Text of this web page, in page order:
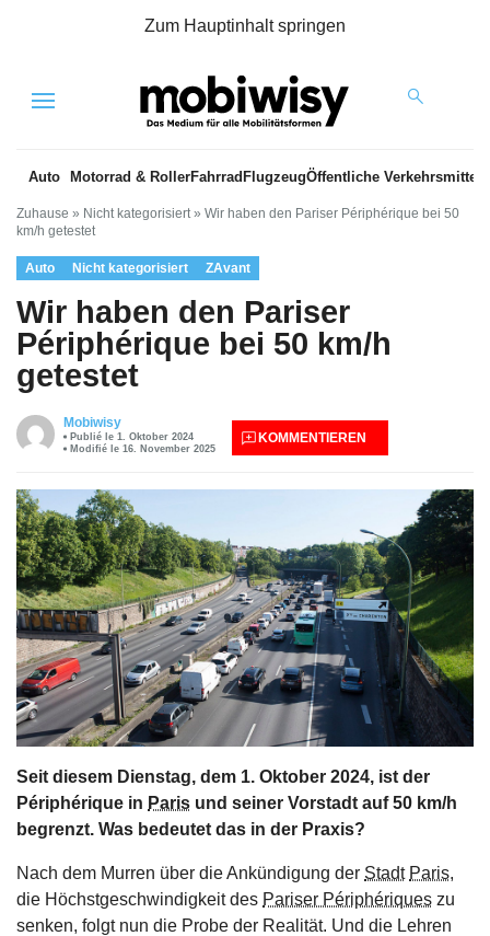
Zum Hauptinhalt springen
Menu
Auto Motorrad & RollerFahrrad FlugzeugÖffentliche Verkehrsmittel
Zuhause » Nicht kategorisiert » Wir haben den Pariser Périphérique bei 50
km/h getestet
Auto Nicht kategorisiert ZAvant
Wir haben den Pariser
Périphérique bei 50 km/h
getestet
Mobiwisy
Publié le 1. Oktober 2024
Modifié le 16. November 2025
KOMMENTIEREN
Seit diesem Dienstag, dem 1. Oktober 2024, ist der
Périphérique in Paris und seiner Vorstadt auf 50 km/h
begrenzt. Was bedeutet das in der Praxis?
Nach dem Murren über die Ankündigung der Stadt Paris,
die Höchstgeschwindigkeit des Pariser Périphériques zu
senken, folgt nun die Probe der Realität. Und die Lehren